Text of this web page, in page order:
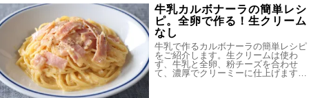
牛乳カルボナーラの簡単レシ
ピ。全卵で作る！生クリーム
なし
牛乳で作るカルボナーラの簡単レシピ
をご紹介します。生クリームは使わ
ず、牛乳と全卵、粉チーズを合わせ
て、濃厚でクリーミーに仕上げます…